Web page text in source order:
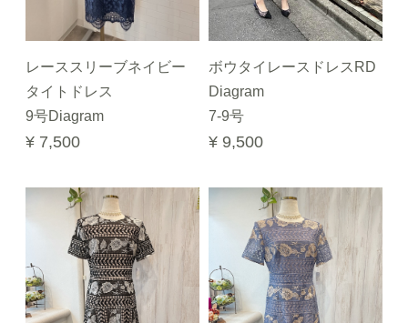
レーススリーブネイビー
タイトドレス
9号Diagram
¥ 7,500
ボウタイレースドレスRD
Diagram
7-9号
¥ 9,500